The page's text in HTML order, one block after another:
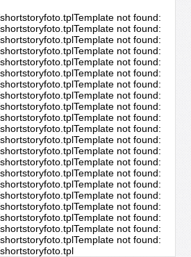
not found:
not found:
not found:
not found:
not found:
not found:
not found:
not found:
not found:
not found:
not found:
not found:
not found:
not found:
not found:
not found:
not found:
not found:
not found:
not found:
not found: